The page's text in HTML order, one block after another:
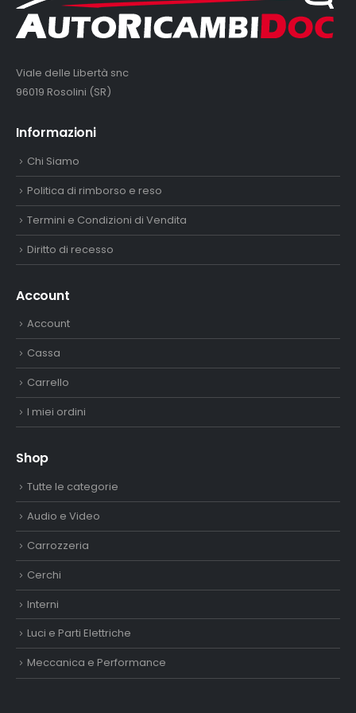
Viale delle Libertà snc
96019 Rosolini (SR)
Informazioni
Chi Siamo
Politica di rimborso e reso
Termini e Condizioni di Vendita
Diritto di recesso
Account
Account
Cassa
Carrello
I miei ordini
Shop
Tutte le categorie
Audio e Video
Carrozzeria
Cerchi
Interni
Luci e Parti Elettriche
Meccanica e Performance